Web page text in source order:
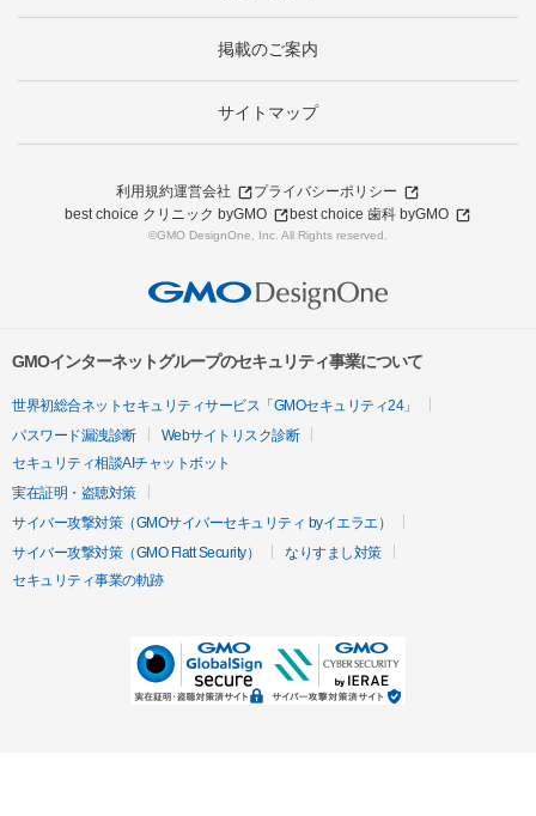
掲載のご案内
サイトマップ
利用規約運営会社
プライバシーポリシー
best choice クリニック byGMO
best choice 歯科 byGMO
©GMO DesignOne, Inc. All Rights reserved.
GMOインターネットグループのセキュリティ事業について
世界初総合ネットセキュリティサービス「GMOセキュリティ24」
パスワード漏洩診断
Webサイトリスク診断
セキュリティ相談AIチャットボット
実在証明・盗聴対策
サイバー攻撃対策（GMOサイバーセキュリティ byイエラエ）
サイバー攻撃対策（GMO Flatt Security）
なりすまし対策
セキュリティ事業の軌跡